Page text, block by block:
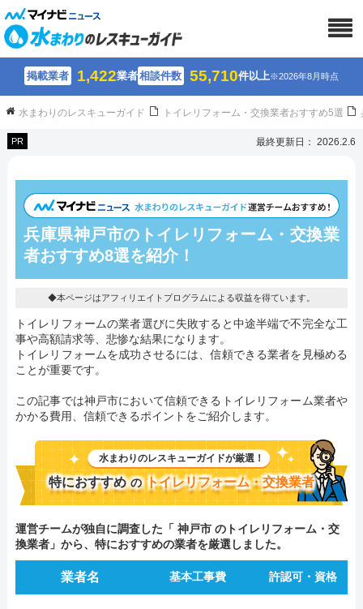
掲載業者 1,422業者相談件数 55,710件以上※2026年8月時点
水まわりのレスキューガイド トイレリフォーム・交換業者おすすめ5選
PR 最終更新日： 2026.2.6
兵庫県神戸市のトイレリフォーム・交換業
者おすすめ8選を紹介！
◆本ページはアフィリエイトプログラムによる収益を得ています。
トイレリフォームの業者選びに失敗すると中途半端で不完全な工
事や高額請求等、悲惨な結果になります。
トイレリフォームを成功させるには、信頼できる業者を見極める
ことが重要です。
この記事では神戸市において信頼できるトイレリフォーム業者や
かかる費用、信頼できるポイントをご紹介します。
水まわりのレスキューガイドが厳選！
特におすすめ の トイレリフォーム・交換業者
運営チームが独自に調査した「 神戸市 のトイレリフォーム・交
換業者」から、特におすすめの業者を厳選しました。
業者名 基本工事費 許認可・資格